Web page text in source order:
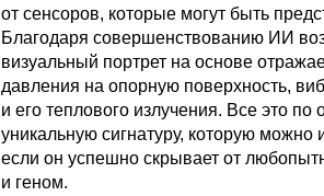
от сенсоров, которые могут быть
Благодаря совершенствованию ИИ
визуальный портрет на основе
давления на опорную поверхность,
и его теплового излучения. Все это по
уникальную сигнатуру, которую можно
если он успешно скрывает от
и геном.